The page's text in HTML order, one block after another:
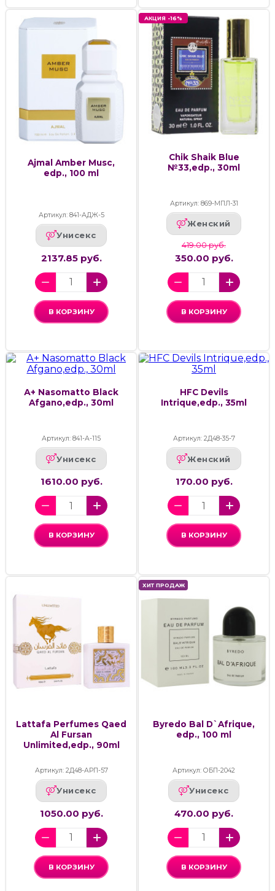
Ajmal Amber Musc,
edp., 100 ml
Артикул: 841-АДЖ-5
Унисекс
2137.85 руб.
В КОРЗИНУ
АКЦИЯ -16%
Chik Shaik Blue
№33,edp., 30ml
Артикул: 869-МПЛ-31
Женский
419.00 руб.
350.00 руб.
В КОРЗИНУ
А+ Nasomatto Black
Afgano,edp., 30ml
Артикул: 841-А-115
Унисекс
1610.00 руб.
В КОРЗИНУ
HFC Devils
Intrique,edp., 35ml
Артикул: 2Д48-35-7
Женский
170.00 руб.
В КОРЗИНУ
Lattafa Perfumes Qaed
Al Fursan
Unlimited,edp., 90ml
Артикул: 2Д48-АРП-57
Унисекс
1050.00 руб.
В КОРЗИНУ
ХИТ ПРОДАЖ
Byredo Bal D`Afrique,
edp., 100 ml
Артикул: ОБП-2042
Унисекс
470.00 руб.
В КОРЗИНУ